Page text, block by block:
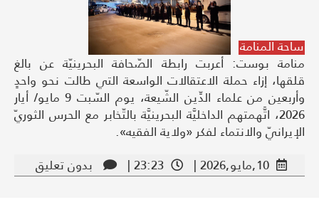
ساحة المنامة
منامة بوست: أعربت رابطة الصّحافة البحرينيّة عن بالغ
قلقها، إزاء حملة الاعتقالات الواسعة التي طالت نحو واحدٍ
وأربعين من علماء الدِّين الشّيعة، يوم السّبت 9 مايو/ أيار
2026، اتَّهمتهم الداخليَّة البحرينيَّة بالتّخابر مع الحرس الثوريّ
الإيرانيّ والانتماء لفكر «ولاية الفقيه».
10,مايو,2026 |
23:23 | بدون تعليق